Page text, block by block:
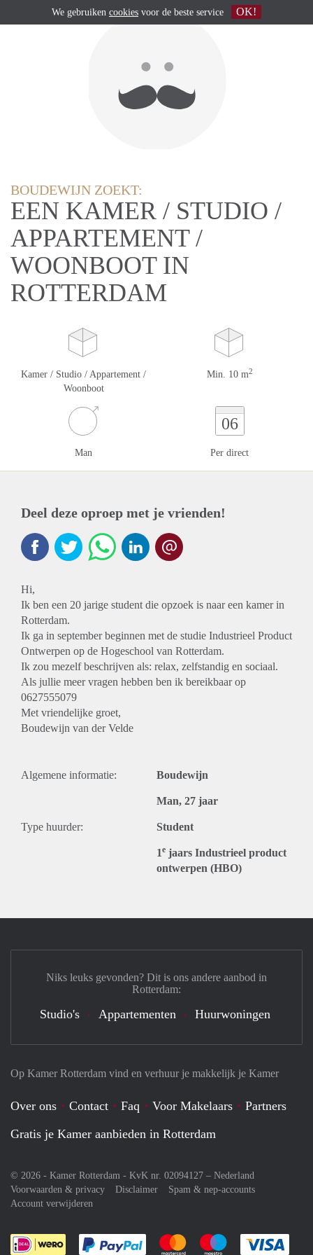
BOUDEWIJN ZOEKT:
EEN KAMER / STUDIO /
APPARTEMENT /
WOONBOOT IN
ROTTERDAM
Kamer / Studio / Appartement /
Woonboot
Min. 10 m2
Man
06
Per direct
Deel deze oproep met je vrienden!
Hi,
Ik ben een 20 jarige student die opzoek is naar een kamer in
Rotterdam.
Ik ga in september beginnen met de studie Industrieel Product
Ontwerpen op de Hogeschool van Rotterdam.
Ik zou mezelf beschrijven als: relax, zelfstandig en sociaal.
Als jullie meer vragen hebben ben ik bereikbaar op
0627555079
Met vriendelijke groet,
Boudewijn van der Velde
Algemene informatie: Boudewijn
Man, 27 jaar
Type huurder: Student
1e jaars Industrieel product
ontwerpen (HBO)
Op Kamer Rotterdam vind en verhuur je makkelijk je Kamer
Over ons Contact Faq Voor Makelaars
Partners
Gratis je Kamer aanbieden in Rotterdam
© 2026 - Kamer Rotterdam - KvK nr. 02094127 – Nederland
Voorwaarden & privacy
Disclaimer
Spam & nep-accounts
Account verwijderen
Je rekent gemakkelijk af met Paypal
Je rekent gemakkelijk af met
Je rekent
Niks leuks gevonden? Dit is ons andere aanbod in
Rotterdam:
Studio's Appartementen Huurwoningen
We gebruiken cookies voor de beste service OK!